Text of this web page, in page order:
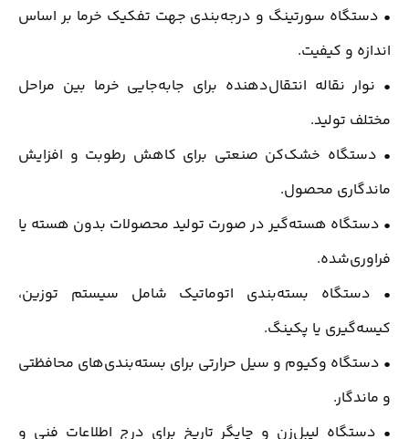
• دستگاه سورتینگ و درجه‌بندی جهت تفکیک خرما بر اساس
اندازه و کیفیت.
• نوار نقاله انتقال‌دهنده برای جابه‌جایی خرما بین مراحل
مختلف تولید.
• دستگاه خشک‌کن صنعتی برای کاهش رطوبت و افزایش
ماندگاری محصول.
• دستگاه هسته‌گیر در صورت تولید محصولات بدون هسته یا
فراوری‌شده.
• دستگاه بسته‌بندی اتوماتیک شامل سیستم توزین،
کیسه‌گیری یا پکینگ.
• دستگاه وکیوم و سیل حرارتی برای بسته‌بندی‌های محافظتی
و ماندگار.
• دستگاه لیبل‌زن و چاپگر تاریخ برای درج اطلاعات فنی و